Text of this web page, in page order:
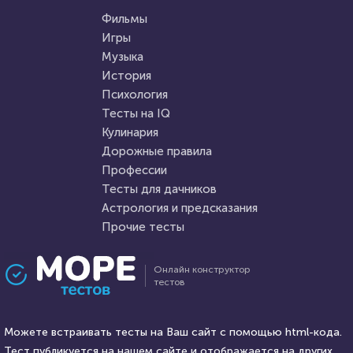
Пройти тест
31 марта 2021 224011
Тесты на IQ
способности
(Агропромышленный
Проходили 16260 раз
Тест на стервозность
Онлайн конструктор
тестов
Можете встраивать тесты на Ваш сайт с помощью html-кода.
Фильмы
Игры
Музыка
История
Психология
Тесты на IQ
Кулинария
Дорожные правила
Профессии
Тесты для дачников
Астрология и предсказания
Прочие тесты